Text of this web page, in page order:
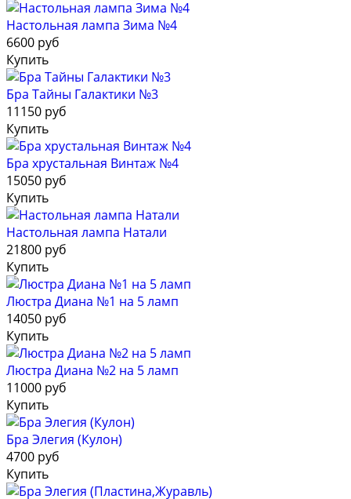
Настольная лампа Зима №4
6600 руб
Купить
Бра Тайны Галактики №3
11150 руб
Купить
Бра хрустальная Винтаж №4
15050 руб
Купить
Настольная лампа Натали
21800 руб
Купить
Люстра Диана №1 на 5 ламп
14050 руб
Купить
Люстра Диана №2 на 5 ламп
11000 руб
Купить
Бра Элегия (Кулон)
4700 руб
Купить